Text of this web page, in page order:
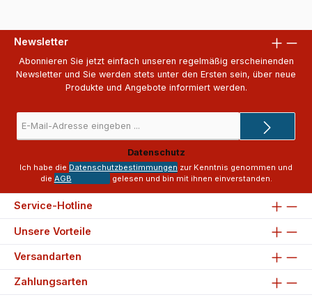
Newsletter
Abonnieren Sie jetzt einfach unseren regelmäßig erscheinenden
Newsletter und Sie werden stets unter den Ersten sein, über neue
Produkte und Angebote informiert werden.
Mail-
Adresse
*
Datenschutz
Ich habe die Datenschutzbestimmungen zur Kenntnis genommen und
die AGB gelesen und bin mit ihnen einverstanden.
Service-Hotline
Unsere Vorteile
Versandarten
Zahlungsarten